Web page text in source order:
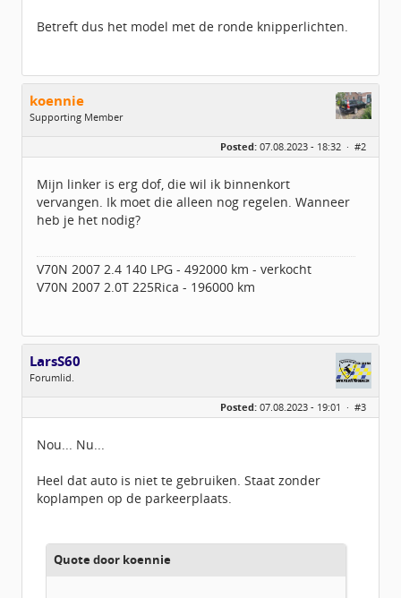
Betreft dus het model met de ronde knipperlichten.
koennie
Supporting Member
Leeftijd:
41
Geregistreerd: 12 / 2019
Posted: 07.08.2023 - 18:32 · #2
Mijn linker is erg dof, die wil ik binnenkort
vervangen. Ik moet die alleen nog regelen. Wanneer
heb je het nodig?
V70N 2007 2.4 140 LPG - 492000 km - verkocht
V70N 2007 2.0T 225Rica - 196000 km
LarsS60
Forumlid.
Geslacht:
n/a
Geregistreerd:07 / 2023
Posted: 07.08.2023 - 19:01 · #3
Nou... Nu...
Heel dat auto is niet te gebruiken. Staat zonder
koplampen op de parkeerplaats.
Quote door koennie